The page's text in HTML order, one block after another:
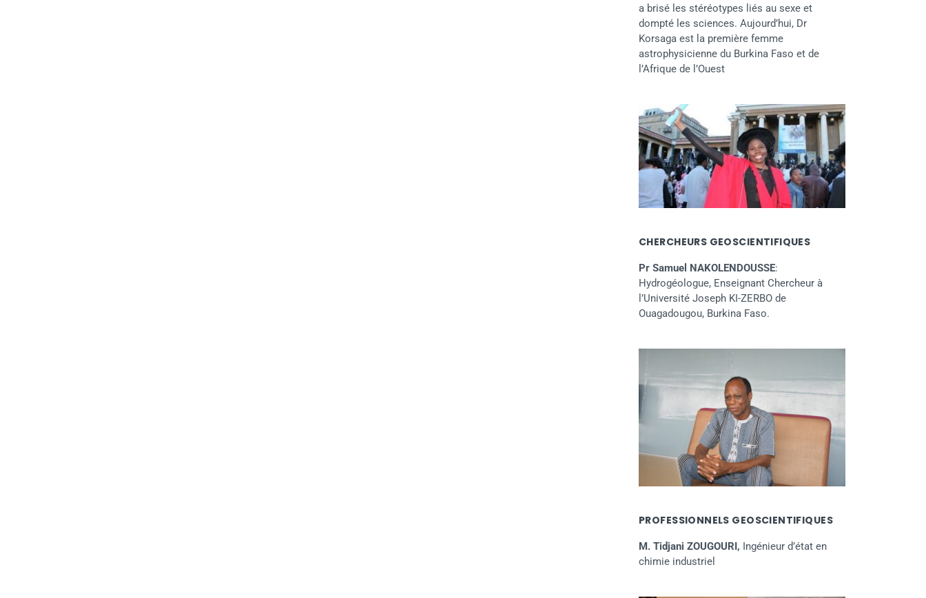
a brisé les stéréotypes liés au sexe et
dompté les sciences. Aujourd’hui, Dr
Korsaga est la première femme
astrophysicienne du Burkina Faso et de
l’Afrique de l’Ouest
CHERCHEURS GEOSCIENTIFIQUES
Pr Samuel NAKOLENDOUSSE:
Hydrogéologue, Enseignant Chercheur à
l’Université Joseph KI-ZERBO de
Ouagadougou, Burkina Faso.
PROFESSIONNELS GEOSCIENTIFIQUES
M. Tidjani ZOUGOURI, Ingénieur d’état en
chimie industriel